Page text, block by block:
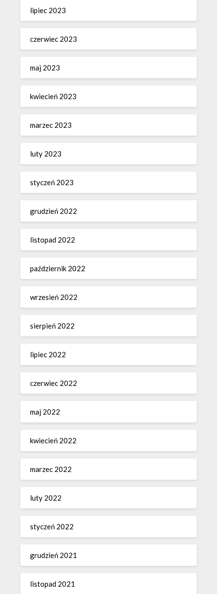
lipiec 2023
czerwiec 2023
maj 2023
kwiecień 2023
marzec 2023
luty 2023
styczeń 2023
grudzień 2022
listopad 2022
październik 2022
wrzesień 2022
sierpień 2022
lipiec 2022
czerwiec 2022
maj 2022
kwiecień 2022
marzec 2022
luty 2022
styczeń 2022
grudzień 2021
listopad 2021